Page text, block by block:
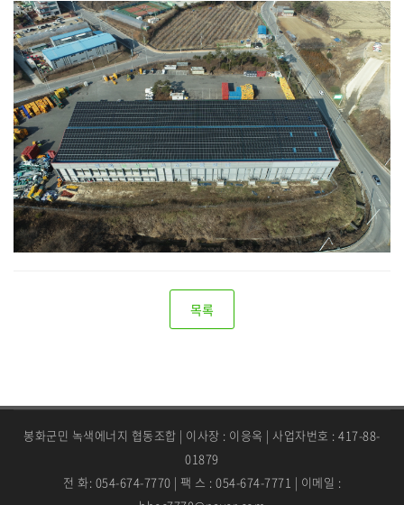
목록
봉화군민 녹색에너지 협동조합 | 이사장 : 이응옥 | 사업자번호 : 417-88-
01879
전 화: 054-674-7770 | 팩 스 : 054-674-7771 | 이메일 :